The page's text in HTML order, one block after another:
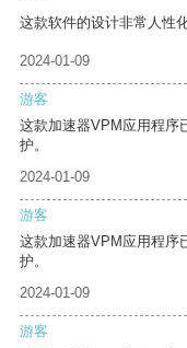
这款软件的设计非常人性
2024-01-09
游客
这款加速器VPM应用程序
护。
2024-01-09
游客
这款加速器VPM应用程序
护。
2024-01-09
游客